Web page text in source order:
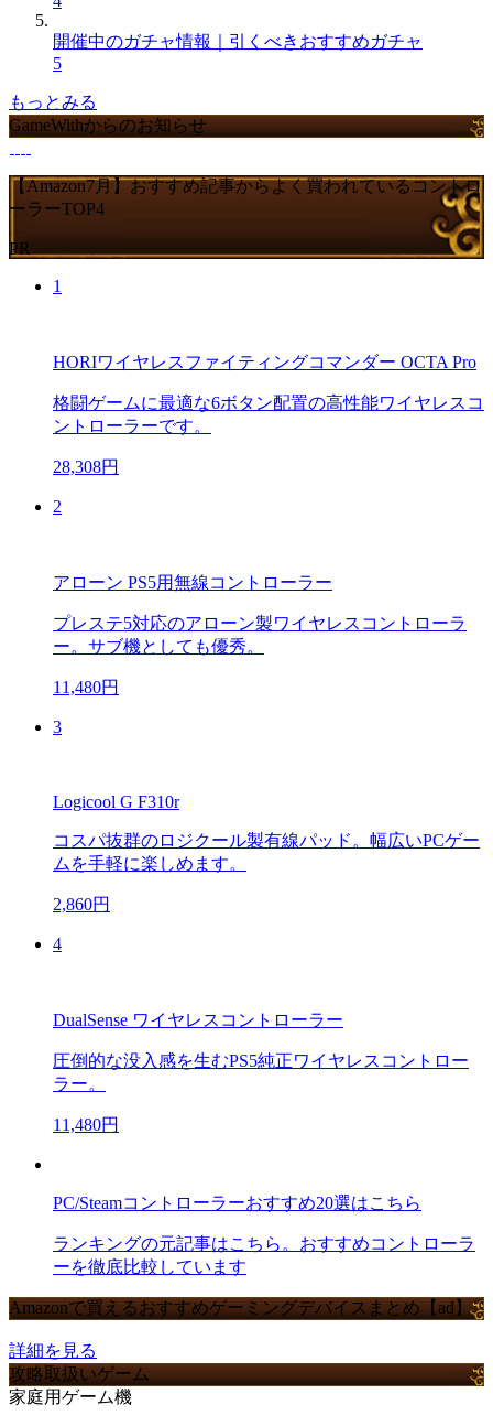
開催中のガチャ情報｜引くべきおすすめガチャ
5
もっとみる
GameWithからのお知らせ
【Amazon7月】おすすめ記事からよく買われているコントロ
ーラーTOP4
PR
1
HORIワイヤレスファイティングコマンダー OCTA Pro
格闘ゲームに最適な6ボタン配置の高性能ワイヤレスコ
ントローラーです。
28,308円
2
アローン PS5用無線コントローラー
プレステ5対応のアローン製ワイヤレスコントローラ
ー。サブ機としても優秀。
11,480円
3
Logicool G F310r
コスパ抜群のロジクール製有線パッド。幅広いPCゲー
ムを手軽に楽しめます。
2,860円
4
DualSense ワイヤレスコントローラー
圧倒的な没入感を生むPS5純正ワイヤレスコントロー
ラー。
11,480円
PC/Steamコントローラーおすすめ20選はこちら
ランキングの元記事はこちら。おすすめコントローラ
ーを徹底比較しています
Amazonで買えるおすすめゲーミングデバイスまとめ【ad】
詳細を見る
攻略取扱いゲーム
家庭用ゲーム機